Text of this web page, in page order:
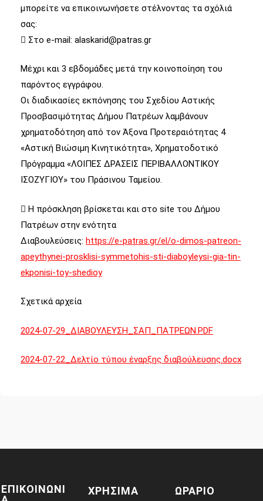
μπορείτε να επικοινωνήσετε στέλνοντας τα σχόλιά
σας:
 Στο e-mail: alaskarid@patras.gr
Μέχρι και 3 εβδομάδες μετά την κοινοποίηση του
παρόντος εγγράφου.
Οι διαδικασίες εκπόνησης του Σχεδίου Αστικής
Προσβασιμότητας Δήμου Πατρέων λαμβάνουν
χρηματοδότηση από τον Άξονα Προτεραιότητας 4
«Αστική Βιώσιμη Κινητικότητα», Χρηματοδοτικό
Πρόγραμμα «ΛΟΙΠΕΣ ΔΡΑΣΕΙΣ ΠΕΡΙΒΑΛΛΟΝΤΙΚΟΥ
ΙΣΟΖΥΓΙΟΥ» του Πράσινου Ταμείου.
 Η πρόσκληση βρίσκεται και στο site του Δήμου
Πατρέων στην ενότητα
Διαβουλεύσεις: https://e-patras.gr/el/o-dimos-patreon-
apeythynei-prosklisi-symmetohis-sti-diaboyleysi-gia-tin-
ekponisi-toy-shedioy
Σχετικά αρχεία
2024-07-29_ΔΙΑΒΟΥΛΕΥΣΗ_ΣΑΠ_ΠΑΤΡΕΩΝ.PDF
2024-07-22_Δελτίο τύπου έναρξης διαβούλευσης.docx
ΕΠΙΚΟΙΝΩΝΙ
ΧΡΗΣΙΜΑ ΩΡΑΡΙΟ